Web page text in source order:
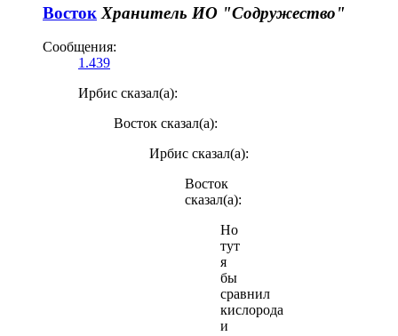
Восток Хранитель ИО "Содружество"
Сообщения:
1.439
Ирбис сказал(а):
Восток сказал(а):
Ирбис сказал(а):
Восток
сказал(а):
Но
тут
я
бы
сравнил
кислорода
и